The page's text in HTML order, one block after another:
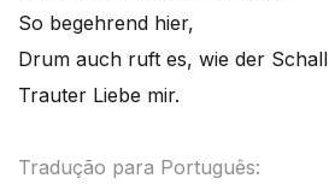
So begehrend hier,
Drum auch ruft es, wie der Schall
Trauter Liebe mir.
Tradução para Português: